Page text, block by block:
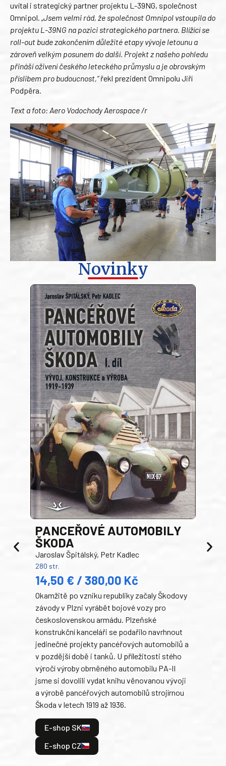
uvítal i strategický partner projektu L-39NG, společnost
Omnipol. „Jsem velmi rád, že společnost Omnipol vstoupila do
projektu L-39NG na pozici strategického partnera. Blížící se
roll-out bude zakončením důležité etapy vývoje letounu a
zároveň velkým posunem do další. Projekt z našeho pohledu
přináší oživení českého leteckého průmyslu a je obrovským
příslibem pro budoucnost,“řekl prezident Omnipolu Jiří
Podpěra.
Text a foto: Aero Vodochody Aerospace /r
Novinky
PANCEŘOVÉ AUTOMOBILY
ŠKODA
Jaroslav Špitálský, Petr Kadlec
280 str.
14,50 € / 380,00 Kč
Okamžitě po vzniku republiky začaly Škodovy
závody v Plzni vyrábět bojové vozy pro
československou armádu. Plzeňské
konstrukční kanceláři se podařilo navrhnout
jedinečné projekty pancéřových automobilů a
v pozdější době i tanků. U příležitosti stého
výročí výroby obrněného automobilu PA-II
jsme si dovolili vydat knihu věnovanou vývoji
a výrobě pancéřových automobilů strojírnou
Škoda v letech 1919 až 1936.
E-shop SK
E-shop CZ